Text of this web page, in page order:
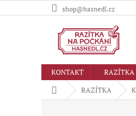
na
shop@hasnedl.cz
KONTAKT RAZÍTKA
Domů RAZÍTKA